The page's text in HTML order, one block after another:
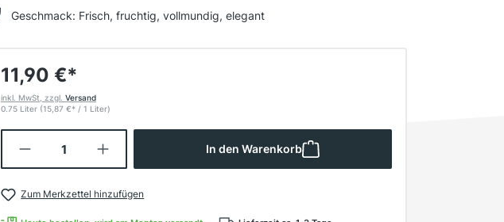
Geschmack: Frisch, fruchtig, vollmundig, elegant
11,90 €*
inkl. MwSt, zzgl. Versand
0.75 Liter (15,87 €* / 1 Liter)
Produkt Anzahl: Gib den gewünschten Wert ein oder
In den Warenkorb
Zum Merkzettel hinzufügen